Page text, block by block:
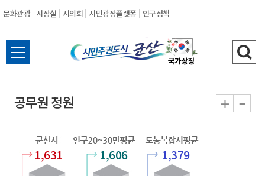
문화관광 시장실 시의회 시민광장플랫폼 인구정책
시
민
권
도
전
체
뉴
열
검
색
기
공무원 정원 + -
1,631 1,606 1,379